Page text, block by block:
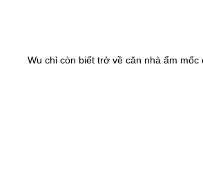
Wu chỉ còn biết trở về căn nhà ẩm mốc